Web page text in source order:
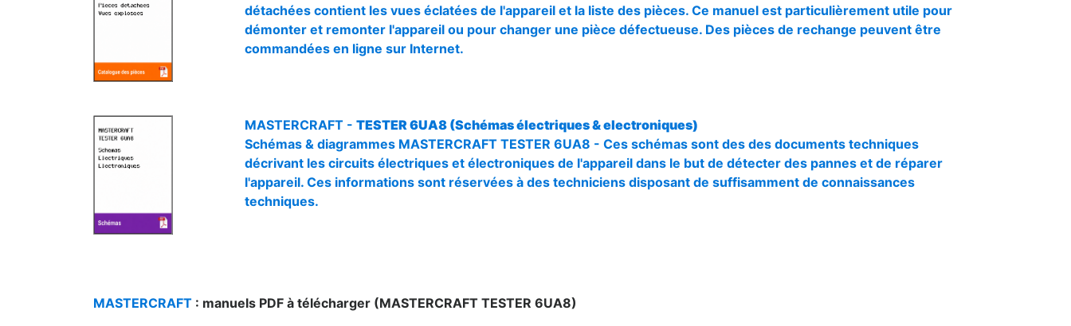
détachées contient les vues éclatées de l'appareil et la liste des pièces. Ce manuel est particulièrement utile pour
démonter et remonter l'appareil ou pour changer une pièce défectueuse. Des pièces de rechange peuvent être
commandées en ligne sur Internet.
MASTERCRAFT - TESTER 6UA8 (Schémas électriques & electroniques)
Schémas & diagrammes MASTERCRAFT TESTER 6UA8 - Ces schémas sont des des documents techniques
décrivant les circuits électriques et électroniques de l'appareil dans le but de détecter des pannes et de réparer
l'appareil. Ces informations sont réservées à des techniciens disposant de suffisamment de connaissances
techniques.
MASTERCRAFT : manuels PDF à télécharger (MASTERCRAFT TESTER 6UA8)